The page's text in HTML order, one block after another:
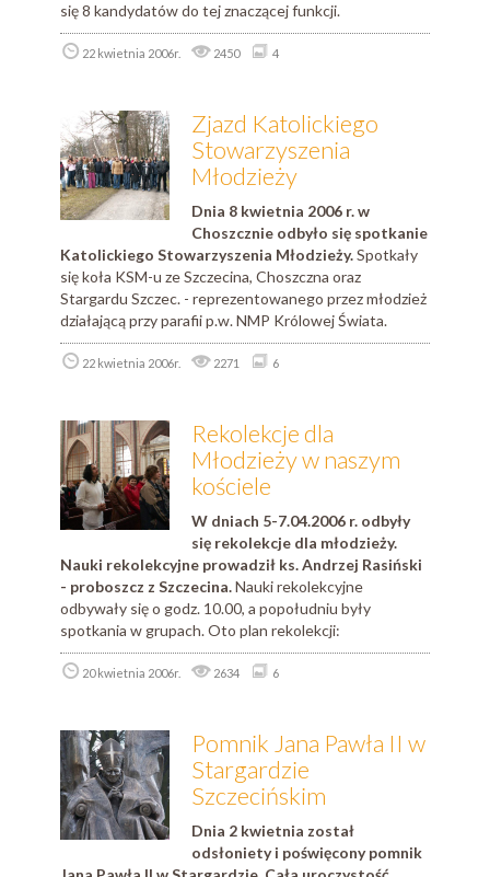
się 8 kandydatów do tej znaczącej funkcji.
22 kwietnia 2006r. 2450 4
Zjazd Katolickiego
Stowarzyszenia
Młodzieży
Dnia 8 kwietnia 2006 r. w
Choszcznie odbyło się spotkanie
Katolickiego Stowarzyszenia Młodzieży.Spotkały
się koła KSM-u ze Szczecina, Choszczna oraz
Stargardu Szczec. - reprezentowanego przez młodzież
działającą przy parafii p.w. NMP Królowej Świata.
22 kwietnia 2006r. 2271 6
Rekolekcje dla
Młodzieży w naszym
kościele
W dniach 5-7.04.2006 r. odbyły
się rekolekcje dla młodzieży.
Nauki rekolekcyjne prowadził ks. Andrzej Rasiński
- proboszcz z Szczecina.Nauki rekolekcyjne
odbywały się o godz. 10.00, a popołudniu były
spotkania w grupach. Oto plan rekolekcji:
20 kwietnia 2006r. 2634 6
Pomnik Jana Pawła II w
Stargardzie
Szczecińskim
Dnia 2 kwietnia został
odsłoniety i poświęcony pomnik